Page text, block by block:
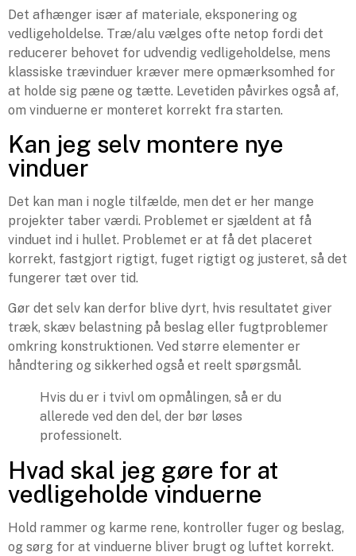
Det afhænger især af materiale, eksponering og
vedligeholdelse. Træ/alu vælges ofte netop fordi det
reducerer behovet for udvendig vedligeholdelse, mens
klassiske trævinduer kræver mere opmærksomhed for
at holde sig pæne og tætte. Levetiden påvirkes også af,
om vinduerne er monteret korrekt fra starten.
Kan jeg selv montere nye
vinduer
Det kan man i nogle tilfælde, men det er her mange
projekter taber værdi. Problemet er sjældent at få
vinduet ind i hullet. Problemet er at få det placeret
korrekt, fastgjort rigtigt, fuget rigtigt og justeret, så det
fungerer tæt over tid.
Gør det selv kan derfor blive dyrt, hvis resultatet giver
træk, skæv belastning på beslag eller fugtproblemer
omkring konstruktionen. Ved større elementer er
håndtering og sikkerhed også et reelt spørgsmål.
Hvis du er i tvivl om opmålingen, så er du
allerede ved den del, der bør løses
professionelt.
Hvad skal jeg gøre for at
vedligeholde vinduerne
Hold rammer og karme rene, kontroller fuger og beslag,
og sørg for at vinduerne bliver brugt og luftet korrekt.